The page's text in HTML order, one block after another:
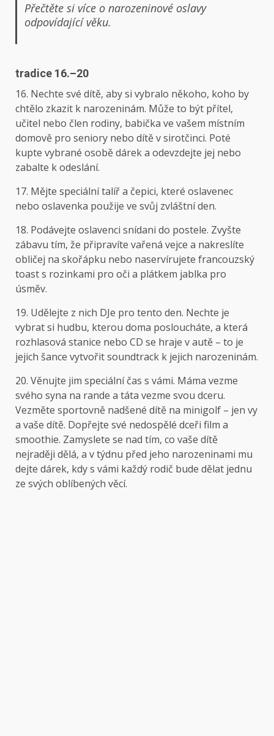
Přečtěte si více o narozeninové oslavy
odpovídající věku.
tradice 16.–20
16. Nechte své dítě, aby si vybralo někoho, koho by
chtělo zkazit k narozeninám. Může to být přítel,
učitel nebo člen rodiny, babička ve vašem místním
domově pro seniory nebo dítě v sirotčinci. Poté
kupte vybrané osobě dárek a odevzdejte jej nebo
zabalte k odeslání.
17. Mějte speciální talíř a čepici, které oslavenec
nebo oslavenka použije ve svůj zvláštní den.
18. Podávejte oslavenci snídani do postele. Zvyšte
zábavu tím, že připravíte vařená vejce a nakreslíte
obličej na skořápku nebo naservírujete francouzský
toast s rozinkami pro oči a plátkem jablka pro
úsměv.
19. Udělejte z nich DJe pro tento den. Nechte je
vybrat si hudbu, kterou doma posloucháte, a která
rozhlasová stanice nebo CD se hraje v autě – to je
jejich šance vytvořit soundtrack k jejich narozeninám.
20. Věnujte jim speciální čas s vámi. Máma vezme
svého syna na rande a táta vezme svou dceru.
Vezměte sportovně nadšené dítě na minigolf – jen vy
a vaše dítě. Dopřejte své nedospělé dceři film a
smoothie. Zamyslete se nad tím, co vaše dítě
nejraději dělá, a v týdnu před jeho narozeninami mu
dejte dárek, kdy s vámi každý rodič bude dělat jednu
ze svých oblíbených věcí.